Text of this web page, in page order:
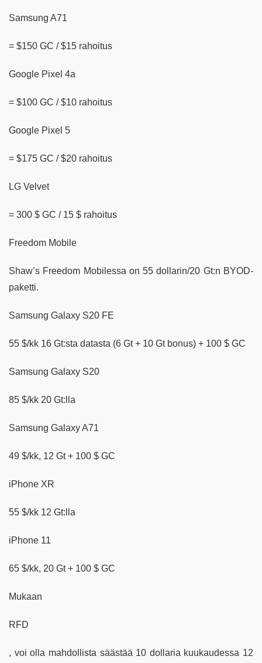
Samsung A71
= $150 GC / $15 rahoitus
Google Pixel 4a
= $100 GC / $10 rahoitus
Google Pixel 5
= $175 GC / $20 rahoitus
LG Velvet
= 300 $ GC / 15 $ rahoitus
Freedom Mobile
Shaw’s Freedom Mobilessa on 55 dollarin/20 Gt:n BYOD-
paketti.
Samsung Galaxy S20 FE
55 $/kk 16 Gt:sta datasta (6 Gt + 10 Gt bonus) + 100 $ GC
Samsung Galaxy S20
85 $/kk 20 Gt:lla
Samsung Galaxy A71
49 $/kk, 12 Gt + 100 $ GC
iPhone XR
55 $/kk 12 Gt:lla
iPhone 11
65 $/kk, 20 Gt + 100 $ GC
Mukaan
RFD
, voi olla mahdollista säästää 10 dollaria kuukaudessa 12